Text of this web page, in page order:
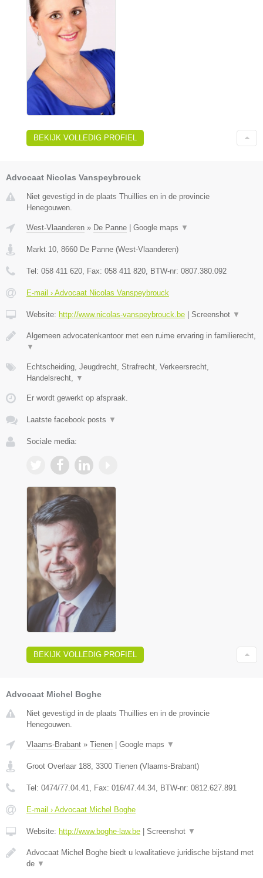
BEKIJK VOLLEDIG PROFIEL
Advocaat Nicolas Vanspeybrouck
Niet gevestigd in de plaats Thuillies en in de provincie
Henegouwen.
West-Vlaanderen » De Panne Google maps ▼
Markt 10 8660 De Panne (West-Vlaanderen)
Tel: 058 411 620 , Fax: 058 411 820 , BTW-nr: 0807.380.092
E-mail › Advocaat Nicolas Vanspeybrouck
Website: http://www.nicolas-vanspeybrouck.be Screenshot ▼
Algemeen advocatenkantoor met een ruime ervaring in familierecht,
▼
Echtscheiding, Jeugdrecht, Strafrecht, Verkeersrecht,
Handelsrecht,
▼
Er wordt gewerkt op afspraak.
Laatste facebook posts ▼
Sociale media:
BEKIJK VOLLEDIG PROFIEL
Advocaat Michel Boghe
Niet gevestigd in de plaats Thuillies en in de provincie
Henegouwen.
Vlaams-Brabant » Tienen | Google maps ▼
Groot Overlaar 188 3300 Tienen (Vlaams-Brabant)
Tel: 0474/77.04.41 , Fax: 016/47.44.34 , BTW-nr: ​0812.627.891
E-mail › Advocaat Michel Boghe
Website: http://www.boghe-law.be | Screenshot ▼
Advocaat Michel Boghe biedt u kwalitatieve juridische bijstand met
de ▼